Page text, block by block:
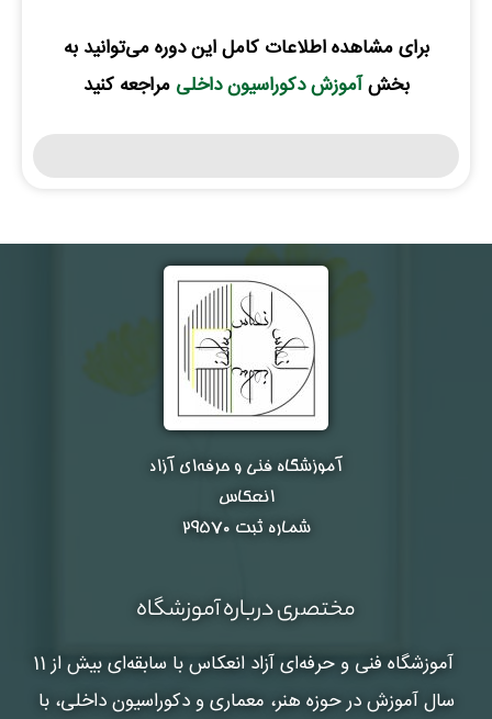
برای مشاهده اطلاعات کامل این دوره می‌توانید به
بخشآموزش دکوراسیون داخلی مراجعه کنید
آموزشگاه فنی و حرفه‌ای آزاد
انعکاس
شماره ثبت ۲۹۵۷۰
مختصری درباره آموزشگاه
آموزشگاه فنی و حرفه‌ای آزاد انعکاس
با سابقه‌ای بیش از 11
سال آموزش در حوزه هنر، معماری و دکوراسیون داخلی، با
تلفن همراه : *
شماره واتس‌اپ : *